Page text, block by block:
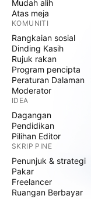
Mudah alih
Atas meja
KOMUNITI
Rangkaian sosial
Dinding Kasih
Rujuk rakan
Program pencipta
Peraturan Dalaman
Moderator
IDEA
Dagangan
Pendidikan
Pilihan Editor
SKRIP PINE
Penunjuk & strategi
Pakar
Freelancer
Ruangan Berbayar